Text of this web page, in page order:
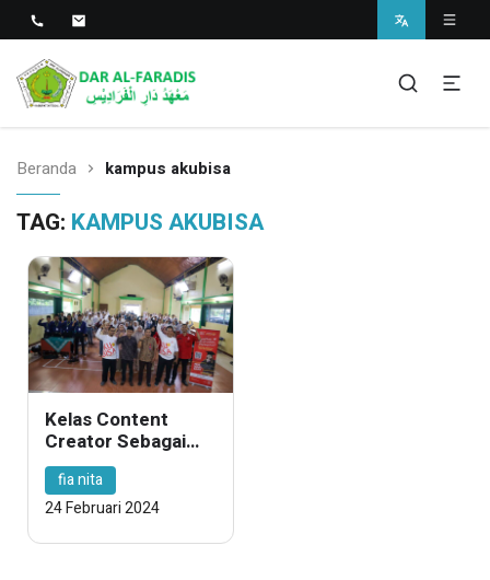
Pondok Pesantren Dar Al-
Faradis
SMP dan MA
Beranda kampus akubisa
TAG: KAMPUS AKUBISA
Kelas Content
Creator Sebagai
Ajang
Mengembangkan
Bakat
fia nita
24 Februari 2024